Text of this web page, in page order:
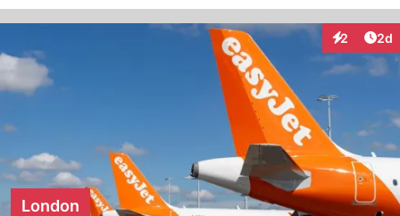
2 2d
London